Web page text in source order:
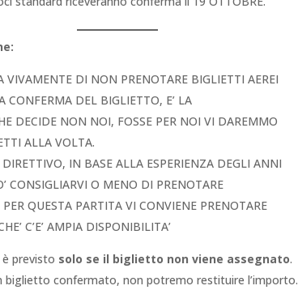
VIVAMENTE DI NON PRENOTARE BIGLIETTI AEREI
CONFERMA DEL BIGLIETTO, E’ LA
DECIDE NON NOI, FOSSE PER NOI VI DAREMMO
ALLA VOLTA.
IN BASE ALLA ESPERIENZA DEGLI ANNI
CONSIGLIARVI O MENO DI PRENOTARE
QUESTA PARTITA VI CONVIENE PRENOTARE
C’E’ AMPIA DISPONIBILITA’
previsto solo se il biglietto non viene assegnato.
biglietto confermato, non potremo restituire l’importo.